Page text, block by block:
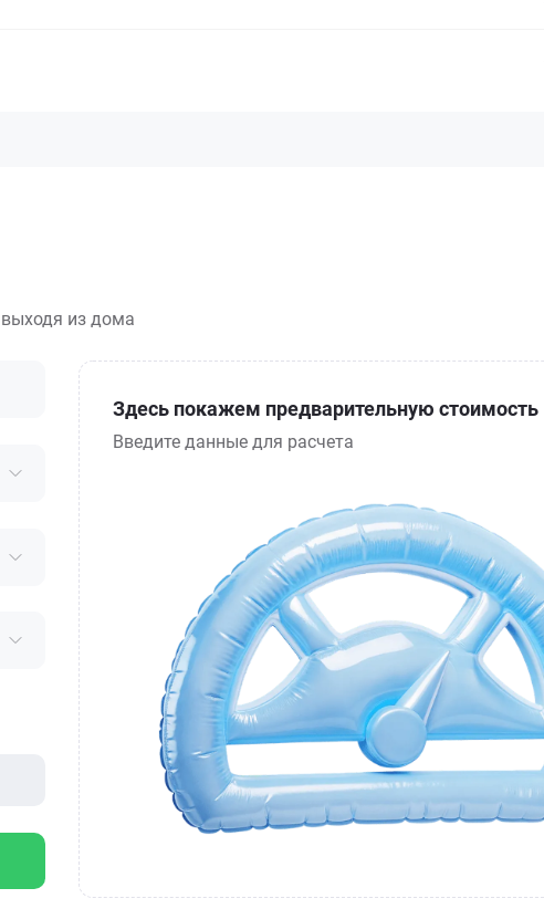
выходя из дома
Здесь покажем предварительную стоимость
Введите данные для расчета